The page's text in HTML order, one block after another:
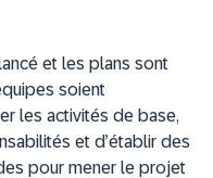
et les plans sont
soient
les activités de base,
et d’établir des
pour mener le projet